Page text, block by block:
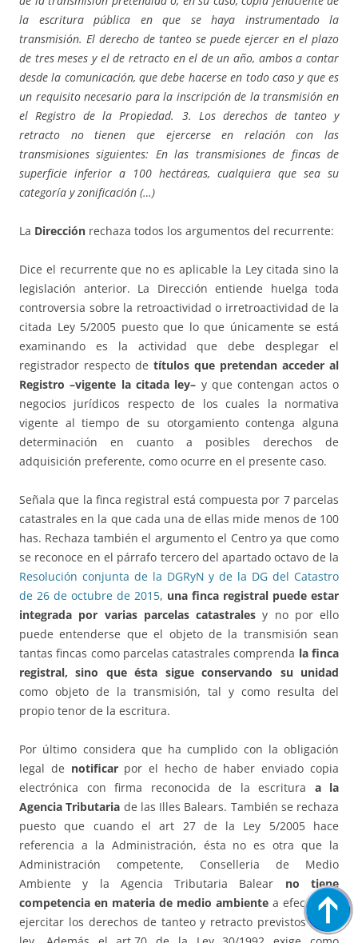
la escritura pública en que se haya instrumentado la
transmisión. El derecho de tanteo se puede ejercer en el plazo
de tres meses y el de retracto en el de un año, ambos a contar
desde la comunicación, que debe hacerse en todo caso y que es
un requisito necesario para la inscripción de la transmisión en
el Registro de la Propiedad. 3. Los derechos de tanteo y
retracto no tienen que ejercerse en relación con las
transmisiones siguientes: En las transmisiones de fincas de
superficie inferior a 100 hectáreas, cualquiera que sea su
categoría y zonificación (…)
La Dirección rechaza todos los argumentos del recurrente:
Dice el recurrente que no es aplicable la Ley citada sino la
legislación anterior. La Dirección entiende huelga toda
controversia sobre la retroactividad o irretroactividad de la
citada Ley 5/2005 puesto que lo que únicamente se está
examinando es la actividad que debe desplegar el
registrador respecto de títulos que pretendan acceder al
Registro –vigente la citada ley– y que contengan actos o
negocios jurídicos respecto de los cuales la normativa
vigente al tiempo de su otorgamiento contenga alguna
determinación en cuanto a posibles derechos de
adquisición preferente, como ocurre en el presente caso.
Señala que la finca registral está compuesta por 7 parcelas
catastrales en la que cada una de ellas mide menos de 100
has. Rechaza también el argumento el Centro ya que como
se reconoce en el párrafo tercero del apartado octavo de la
Resolución conjunta de la DGRyN y de la DG del Catastro
de 26 de octubre de 2015, una finca registral puede estar
integrada por varias parcelas catastrales y no por ello
puede entenderse que el objeto de la transmisión sean
tantas fincas como parcelas catastrales comprenda la finca
registral, sino que ésta sigue conservando su unidad
como objeto de la transmisión, tal y como resulta del
propio tenor de la escritura.
Por último considera que ha cumplido con la obligación
legal de notificarpor el hecho de haber enviado copia
electrónica con firma reconocida de la escritura a la
Agencia Tributaria de las Illes Balears. También se rechaza
puesto que cuando el art 27 de la Ley 5/2005 hace
referencia a la Administración, ésta no es otra que la
Administración competente, Conselleria de Medio
Ambiente y la Agencia Tributaria Balear no tiene
competencia en materia de medio ambiente a efectos de
ejercitar los derechos de tanteo y retracto previstos en la